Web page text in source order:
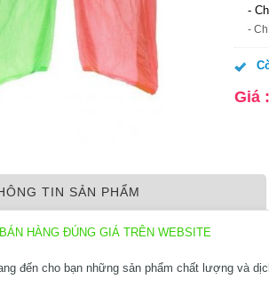
-
-
Giá :
TIN SẢN PHẨM
HÀNG ĐÚNG GIÁ TRÊN WEBSITE
đến cho bạn những sản phẩm chất lượng và